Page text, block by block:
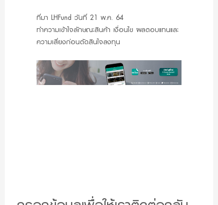
ที่มา LHFund วันที่ 21 พ.ค. 64
ทำความเข้าใจลักษณะสินค้า เงื่อนไข ผลตอบแทนและ
ความเสี่ยงก่อนตัดสินใจลงทุน